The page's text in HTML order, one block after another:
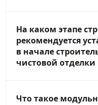
На каком этапе
рекомендуется
в начале
чистовой
Что такое